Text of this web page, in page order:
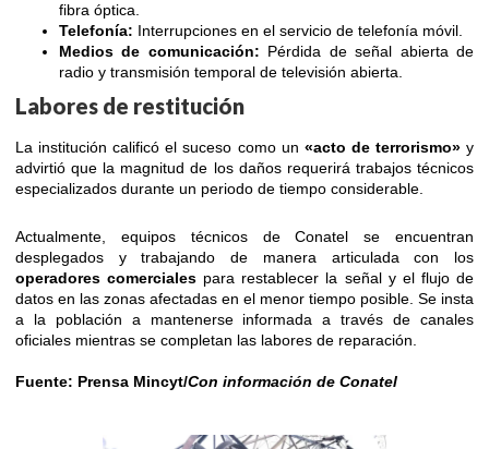
fibra óptica.
Telefonía: Interrupciones en el servicio de telefonía móvil.
Medios de comunicación: Pérdida de señal abierta de
radio y transmisión temporal de televisión abierta.
Labores de restitución
La institución calificó el suceso como un «acto de terrorismo»y
advirtió que la magnitud de los daños requerirá trabajos técnicos
especializados durante un periodo de tiempo considerable.
Actualmente, equipos técnicos de Conatel se encuentran
desplegados y trabajando de manera articulada con los
operadores comerciales para restablecer la señal y el flujo de
datos en las zonas afectadas en el menor tiempo posible. Se insta
a la población a mantenerse informada a través de canales
oficiales mientras se completan las labores de reparación.
Fuente: Prensa Mincyt/Con información de Conatel